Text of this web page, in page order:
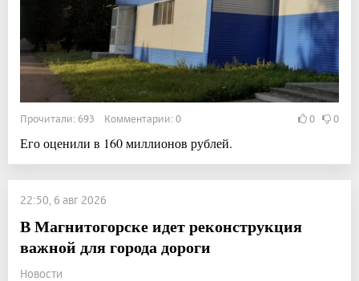
Прочитали: 693 Комментарии: 0 0 0
Его оценили в 160 миллионов рублей.
22:50, 6 авг 2026
В Магнитогорске идет реконструкция
важной для города дороги
Новости